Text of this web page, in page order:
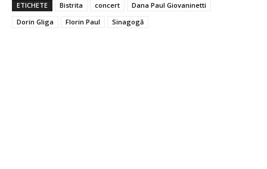
ETICHETE Bistrita concert
Dana Paul Giovaninetti
Dorin Gliga
Florin Paul Sinagogă